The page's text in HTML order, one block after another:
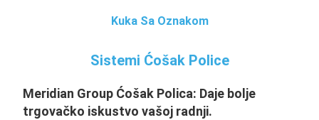
Kuka Sa Oznakom
Sistemi Ćošak Police
Meridian Group Ćošak Polica: Daje bolje
trgovačko iskustvo vašoj radnji.